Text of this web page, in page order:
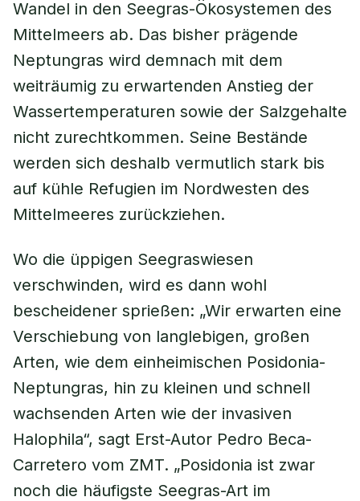
Wandel in den Seegras-Ökosystemen des
Mittelmeers ab. Das bisher prägende
Neptungras wird demnach mit dem
weiträumig zu erwartenden Anstieg der
Wassertemperaturen sowie der Salzgehalte
nicht zurechtkommen. Seine Bestände
werden sich deshalb vermutlich stark bis
auf kühle Refugien im Nordwesten des
Mittelmeeres zurückziehen.
Wo die üppigen Seegraswiesen
verschwinden, wird es dann wohl
bescheidener sprießen: „Wir erwarten eine
Verschiebung von langlebigen, großen
Arten, wie dem einheimischen Posidonia-
Neptungras, hin zu kleinen und schnell
wachsenden Arten wie der invasiven
Halophila“, sagt Erst-Autor Pedro Beca-
Carretero vom ZMT. „Posidonia ist zwar
noch die häufigste Seegras-Art im